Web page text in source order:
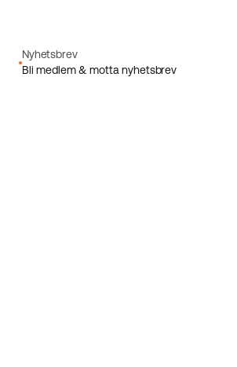
Nyhetsbrev
Bli medlem & motta nyhetsbrev